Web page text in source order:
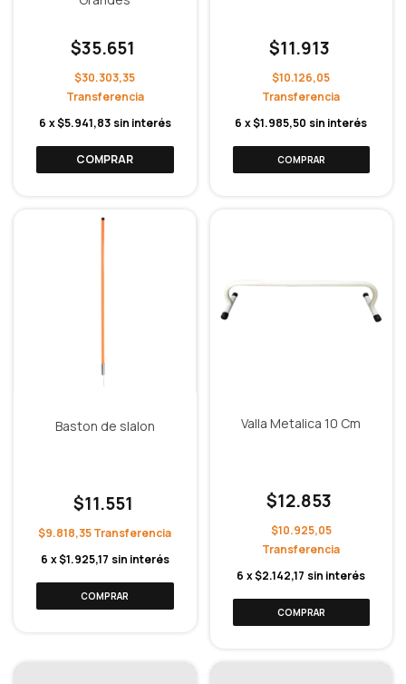
$35.651
$30.303,35
6 x$5.941,83 sin interés
COMPRAR
$11.913
$10.126,05
6 x$1.985,50 sin interés
Baston de slalon
$11.551
$9.818,35
6 x$1.925,17 sin interés
Valla Metalica 10 Cm
$12.853
$10.925,05
6 x$2.142,17 sin interés